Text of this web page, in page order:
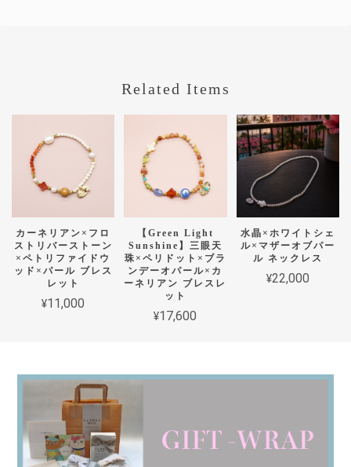
Related Items
カーネリアン×フロ
ストリバーストーン
×ペトリファイドウ
ッド×パール ブレス
レット
¥11,000
【Green Light
Sunshine】三眼天
珠×ペリドット×ブラ
ンデーオパール×カ
ーネリアン ブレスレ
ット
¥17,600
水晶×ホワイトシェ
ル×マザーオブパー
ル ネックレス
¥22,000